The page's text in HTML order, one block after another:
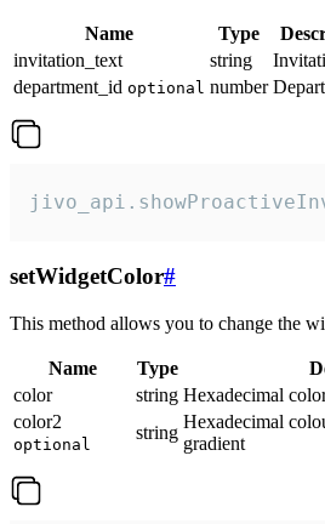
Name Type
invitation_text
string
department_id optional number
setWidgetColor#
This method allows you to change the
Name Type
color
string Hexadecimal
color2
optional
string
Hexadecimal
gradient